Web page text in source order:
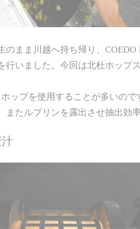
のまま川越へ持ち帰り、COEDO
行いました。今回は北杜ホップ
ップを使用することが多いの
またルプリンを露出させ抽出効